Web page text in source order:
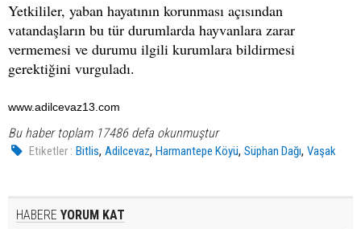
Yetkililer, yaban hayatının korunması açısından
vatandaşların bu tür durumlarda hayvanlara zarar
vermemesi ve durumu ilgili kurumlara bildirmesi
gerektiğini vurguladı.
www.adilcevaz13.com
Bu haber toplam 17486 defa okunmuştur
Etiketler : Bitlis,Adilcevaz,Harmantepe Köyü,Süphan Dağı,Vaşak
HABERE YORUM KAT